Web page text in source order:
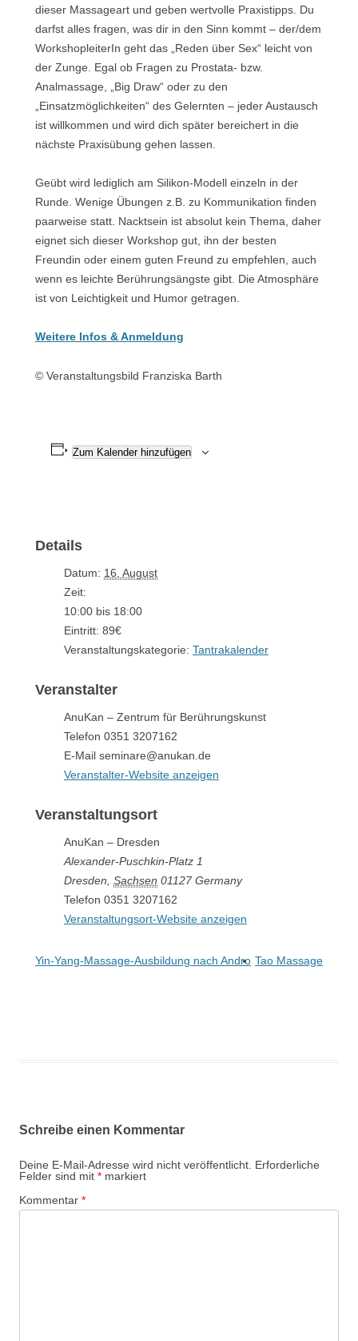
dieser Massageart und geben wertvolle Praxistipps. Du
darfst alles fragen, was dir in den Sinn kommt – der/dem
WorkshopleiterIn geht das „Reden über Sex“ leicht von
der Zunge. Egal ob Fragen zu Prostata- bzw.
Analmassage, „Big Draw“ oder zu den
„Einsatzmöglichkeiten“ des Gelernten – jeder Austausch
ist willkommen und wird dich später bereichert in die
nächste Praxisübung gehen lassen.
Geübt wird lediglich am Silikon-Modell einzeln in der
Runde. Wenige Übungen z.B. zu Kommunikation finden
paarweise statt. Nacktsein ist absolut kein Thema, daher
eignet sich dieser Workshop gut, ihn der besten
Freundin oder einem guten Freund zu empfehlen, auch
wenn es leichte Berührungsängste gibt. Die Atmosphäre
ist von Leichtigkeit und Humor getragen.
Weitere Infos & Anmeldung
© Veranstaltungsbild Franziska Barth
Zum Kalender hinzufügen
Details
Datum: 16. August
Zeit:
10:00 bis 18:00
Eintritt: 89€
Veranstaltungskategorie: Tantrakalender
Veranstaltungsort
AnuKan – Dresden
Alexander-Puschkin-Platz 1
Dresden Sachsen 01127 Germany
Telefon 0351 3207162
Veranstaltungsort-Website anzeigen
Veranstalter
AnuKan – Zentrum für Berührungskunst
Telefon 0351 3207162
E-Mail seminare@anukan.de
Veranstalter-Website anzeigen
Yin-Yang-Massage-Ausbildung nach Andro Tao Massage
Schreibe einen Kommentar
Deine E-Mail-Adresse wird nicht veröffentlicht. Erforderliche
Felder sind mit * markiert
Kommentar *